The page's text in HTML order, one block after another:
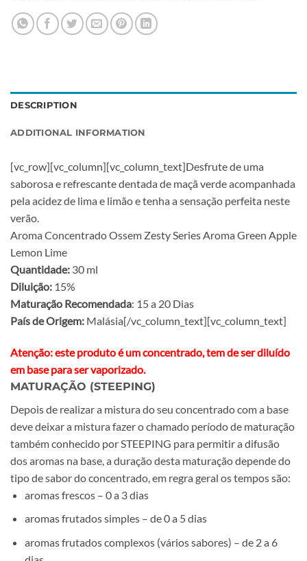
DESCRIPTION
ADDITIONAL INFORMATION
[vc_row][vc_column][vc_column_text]Desfrute de uma
saborosa e refrescante dentada de maçã verde acompanhada
pela acidez de lima e limão e tenha a sensação perfeita neste
verão.
Aroma Concentrado Ossem Zesty Series Aroma Green Apple
Lemon Lime
Quantidade: 30 ml
Diluição: 15%
Maturação Recomendada: 15 a 20 Dias
País de Origem: Malásia[/vc_column_text][vc_column_text]
Atenção: este produto é um concentrado, tem de ser diluído
em base para ser vaporizado.
MATURAÇÃO (STEEPING)
Depois de realizar a mistura do seu concentrado com a base
deve deixar a mistura fazer o chamado período de maturação
também conhecido por STEEPING para permitir a difusão
dos aromas na base, a duração desta maturação depende do
tipo de sabor do concentrado, em regra geral os tempos são:
aromas frescos – 0 a 3 dias
aromas frutados simples – de 0 a 5 dias
aromas frutados complexos (vários sabores) – de 2 a 6